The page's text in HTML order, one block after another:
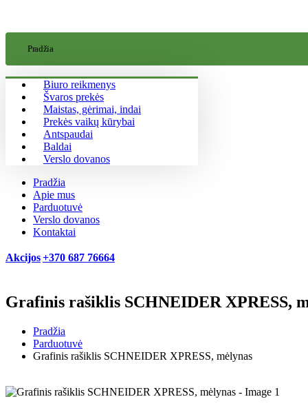
Pradžia
Biuro reikmenys
Švaros prekės
Maistas, gėrimai, indai
Prekės vaikų kūrybai
Antspaudai
Baldai
Verslo dovanos
Pradžia
Apie mus
Parduotuvė
Verslo dovanos
Kontaktai
Akcijos+370 687 76664
Grafinis rašiklis SCHNEIDER XPRESS,
Pradžia
Parduotuvė
Grafinis rašiklis SCHNEIDER XPRESS, mėlynas